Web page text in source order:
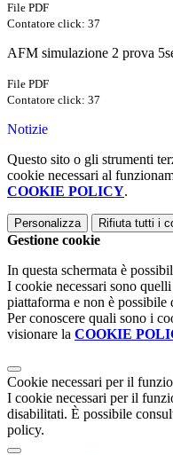
File PDF
Contatore click: 37
AFM simulazione 2 prova
File PDF
Contatore click: 37
Notizie
Questo sito o gli strumenti
cookie necessari al
COOKIE POLICY.
Personalizza Rifiuta tutti i
Gestione cookie
In questa schermata è
I cookie necessari sono
piattaforma e non è possibile
Per conoscere quali sono i
visionare la COOKIE
Cookie necessari per il
I cookie necessari per il
disabilitati. È possibile
policy.